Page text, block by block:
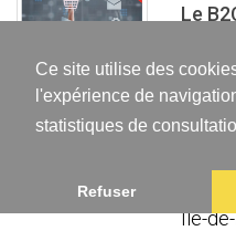
Ce site utilise des
l'expérience de
statistiques de
Refuser
Le
Ce
trois,
Île-